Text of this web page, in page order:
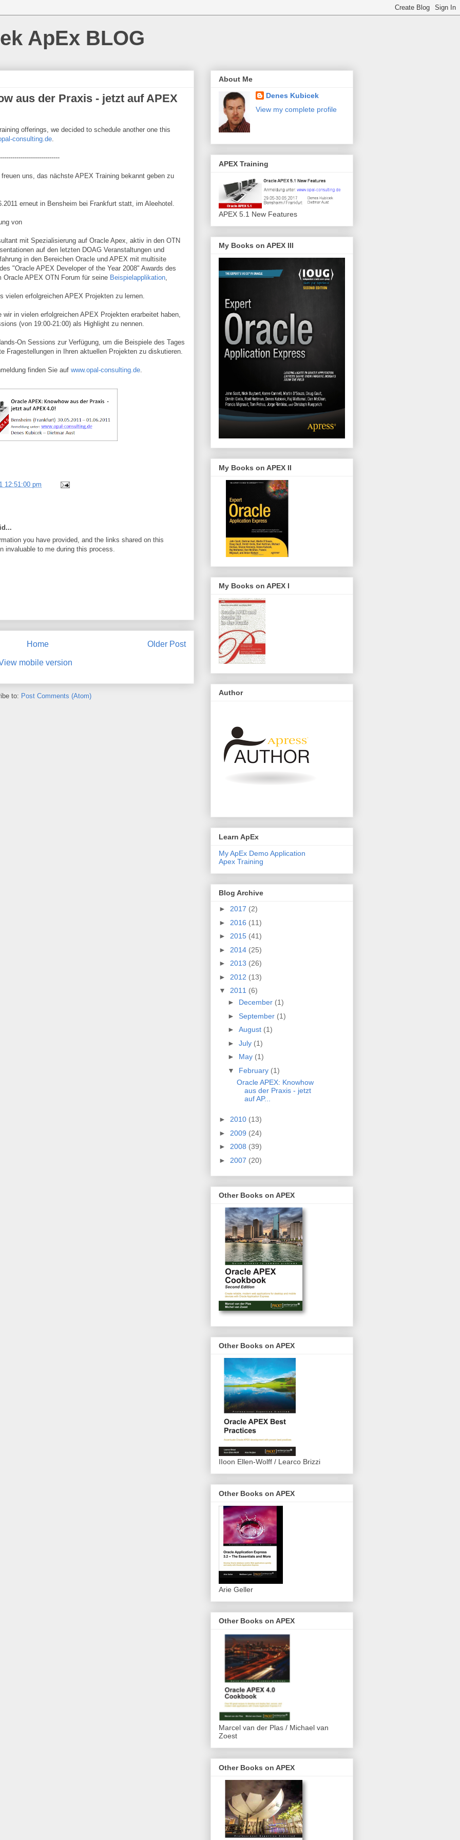
ApEx BLOG
aus der Praxis - jetzt auf APEX
offerings, we decided to schedule another one this
consulting.de.
uns, das nächste APEX Training bekannt geben zu
erneut in Bensheim bei Frankfurt statt, im Aleehotel.
von
mit Spezialisierung auf Oracle Apex, aktiv in den OTN
auf den letzten DOAG Veranstaltungen und
in den Bereichen Oracle und APEX mit multisite
"Oracle APEX Developer of the Year 2008" Awards des
APEX OTN Forum für seine Beispielapplikation,
vielen erfolgreichen APEX Projekten zu lernen.
wir in vielen erfolgreichen APEX Projekten erarbeitet haben,
(von 19:00-21:00) als Highlight zu nennen.
On Sessions zur Verfügung, um die Beispiele des Tages
Fragestellungen in Ihren aktuellen Projekten zu diskutieren.
finden Sie auf www.opal-consulting.de.
12:51:00 pm
you have provided, and the links shared on this
invaluable to me during this process.
Older Post
Home
mobile version
to: Post Comments (Atom)
About Me
Denes Kubicek
View my complete profile
APEX Training
APEX 5.1 New Features
My Books on APEX III
My Books on APEX II
My Books on APEX I
Author
Learn ApEx
My ApEx Demo Application
Apex Training
Blog Archive
► 2017 (2)
► 2016 (11)
► 2015 (41)
► 2014 (25)
► 2013 (26)
► 2012 (13)
▼ 2011 (6)
► December (1)
► September (1)
► August (1)
► July (1)
► May (1)
▼ February (1)
Oracle APEX: Knowhow
aus der Praxis - jetzt
auf AP...
► 2010 (13)
► 2009 (24)
► 2008 (39)
► 2007 (20)
Other Books on APEX
Other Books on APEX
IIoon Ellen-Wolff / Learco Brizzi
Other Books on APEX
Arie Geller
Other Books on APEX
Marcel van der Plas / Michael van
Zoest
Other Books on APEX